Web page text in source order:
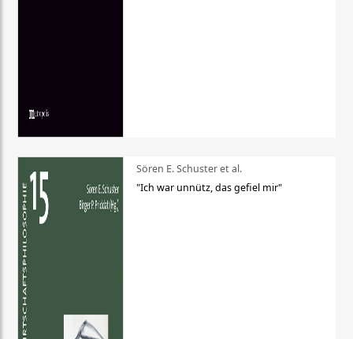
Sören E. Schuster et al.
"Ich war unnütz, das gefiel mir"